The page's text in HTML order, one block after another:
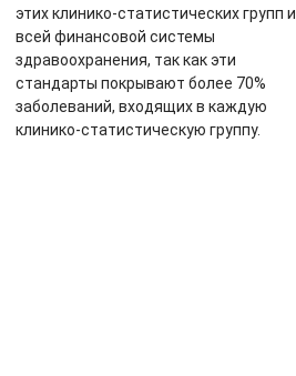
этих клинико-статистических групп и
всей финансовой системы
здравоохранения, так как эти
стандарты покрывают более 70%
заболеваний, входящих в каждую
клинико-статистическую группу.